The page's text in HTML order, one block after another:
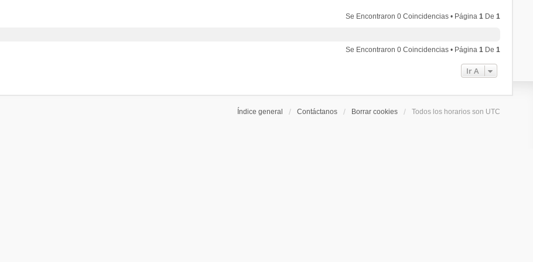
Se Encontraron 0 Coincidencias • Página1 De1
Se Encontraron 0 Coincidencias • Página1 De1
Ir A
Índice general Contáctanos Borrar cookies Todos los horarios son UTC